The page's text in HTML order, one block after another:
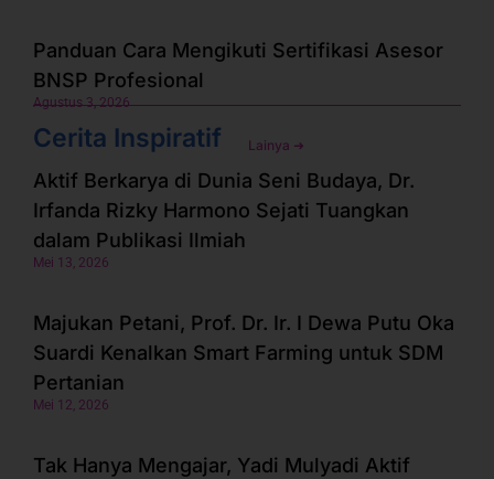
Panduan Cara Mengikuti Sertifikasi Asesor
BNSP Profesional
Agustus 3, 2026
Cerita Inspiratif Lainya ➜
Aktif Berkarya di Dunia Seni Budaya, Dr.
Irfanda Rizky Harmono Sejati Tuangkan
dalam Publikasi Ilmiah
Mei 13, 2026
Majukan Petani, Prof. Dr. Ir. I Dewa Putu Oka
Suardi Kenalkan Smart Farming untuk SDM
Pertanian
Mei 12, 2026
Tak Hanya Mengajar, Yadi Mulyadi Aktif